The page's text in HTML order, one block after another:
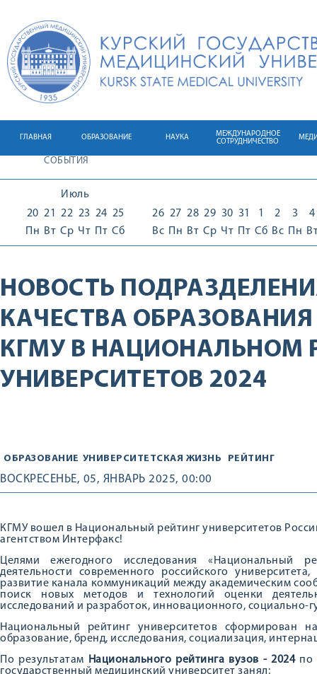
ГЛАВНАЯ ОБРАЗОВАНИЕ НАУКА
МЕЖДУНАРОДНОЕ
СОТРУДНИЧЕСТВО
СОБЫТИЯ
Июль
20
Пн
21
Вт
22
Ср
23
Чт
24
Пт
25
Сб
26
Вс
27
Пн
28
Вт
29
Ср
30
Чт
31
Пт
1
Сб
2
Вс
3
Пн
4
НОВОСТЬ
КАЧЕСТВА ОБРАЗОВАНИЯ
КГМУ В НАЦИОНАЛЬНОМ
УНИВЕРСИТЕТОВ 2024
ОБРАЗОВАНИЕ УНИВЕРСИТЕТСКАЯ ЖИЗНЬ РЕЙТИНГ
ВОСКРЕСЕНЬЕ, 05, ЯНВАРЬ 2025, 00:00
КГМУ вошел в Национальный рейтинг университетов
агентством Интерфакс!
Целями ежегодного исследования «Национальный
деятельности современного российского
развитие канала коммуникаций между академическим
поиск новых методов и технологий оценки
исследований и разработок, инновационного, социально-
Национальный рейтинг университетов сформирован
образование, бренд, исследования, социализация,
По результатам
Национального рейтинга вузов - 2024 по
государственный медицинский университет занял: